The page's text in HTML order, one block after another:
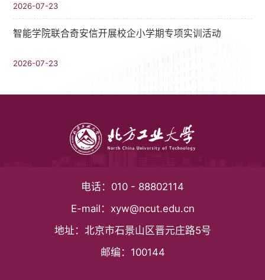
2026-07-23
智能学院联合奇安信开展校企小学期专项实训活动
2026-07-23
电话： 010 - 88802114
E-mail： xyw@ncut.edu.cn
地址： 北京市石景山区晋元庄路5号
邮编： 100144